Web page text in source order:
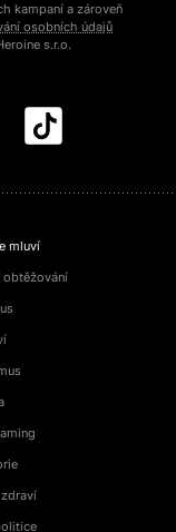
kampaní a zároveň
osobních údajů
s.r.o.
mluví
obtěžování